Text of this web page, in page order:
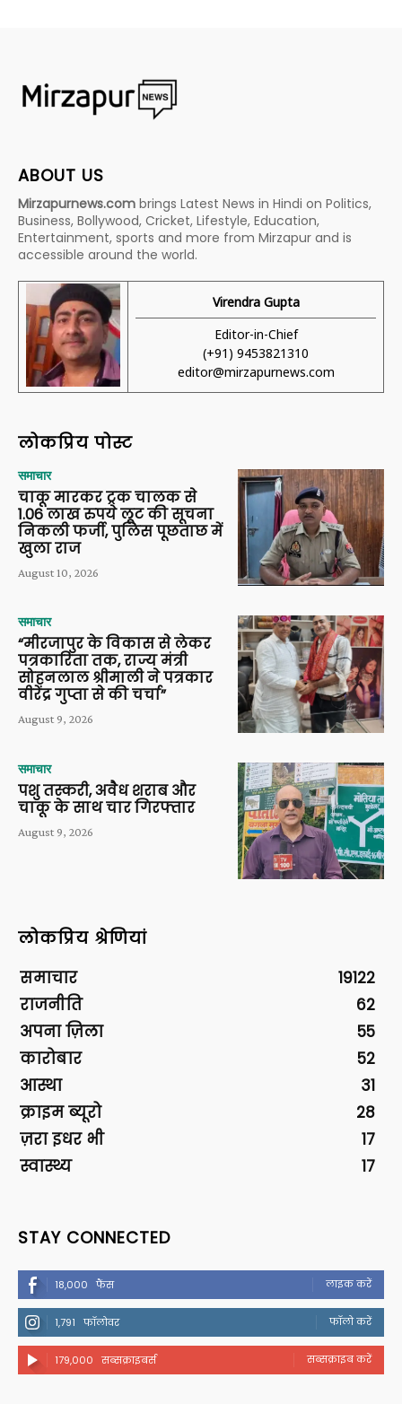
ABOUT US
Mirzapurnews.com brings Latest News in Hindi on Politics,
Business, Bollywood, Cricket, Lifestyle, Education,
Entertainment, sports and more from Mirzapur and is
accessible around the world.
Virendra Gupta
Editor-in-Chief
(+91) 9453821310
editor@mirzapurnews.com
लोकप्रिय पोस्ट
समाचार
चाकू मारकर ट्रक चालक से
1.06 लाख रुपये लूट की सूचना
निकली फर्जी, पुलिस पूछताछ में
खुला राज
August 10, 2026
समाचार
“मीरजापुर के विकास से लेकर
पत्रकारिता तक, राज्य मंत्री
सोहनलाल श्रीमाली ने पत्रकार
वीरेंद्र गुप्ता से की चर्चा”
August 9, 2026
समाचार
पशु तस्करी, अवैध शराब और
चाकू के साथ चार गिरफ्तार
August 9, 2026
लोकप्रिय श्रेणियां
समाचार
19122
राजनीति
62
अपना ज़िला
55
कारोबार
52
आस्था
31
क्राइम ब्यूरो
28
ज़रा इधर भी
17
स्वास्थ्य
17
STAY CONNECTED
18,000 फैंस लाइक करें
1,791 फॉलोवर फॉलो करें
179,000 सब्सक्राइबर्स सब्सक्राइब करें